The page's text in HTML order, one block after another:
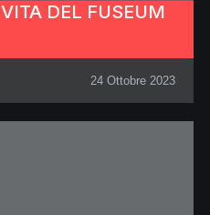
DEL FUSEUM
24 Ottobre 2023